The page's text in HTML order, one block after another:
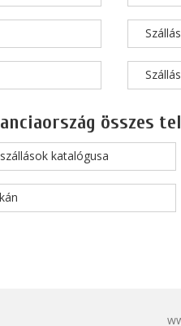
összes
katalógusa